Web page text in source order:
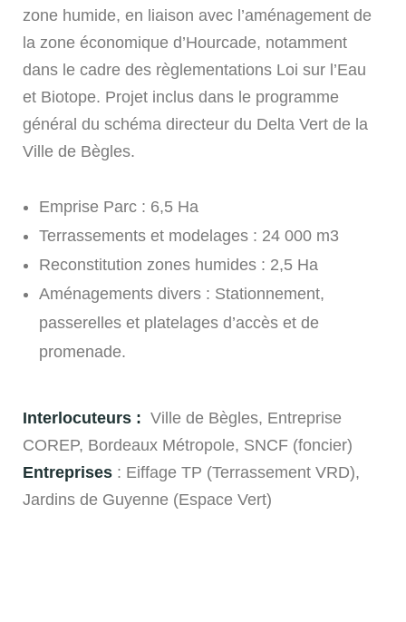
zone humide, en liaison avec l’aménagement de
la zone économique d’Hourcade, notamment
dans le cadre des règlementations Loi sur l’Eau
et Biotope. Projet inclus dans le programme
général du schéma directeur du Delta Vert de la
Ville de Bègles.
Emprise Parc : 6,5 Ha
Terrassements et modelages : 24 000 m3
Reconstitution zones humides : 2,5 Ha
Aménagements divers : Stationnement,
passerelles et platelages d’accès et de
promenade.
Interlocuteurs : Ville de Bègles, Entreprise
COREP, Bordeaux Métropole, SNCF (foncier)
Entreprises : Eiffage TP (Terrassement VRD),
Jardins de Guyenne (Espace Vert)